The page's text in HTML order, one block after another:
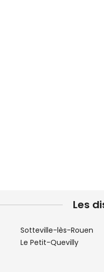
Les
Sotteville-lès-Rouen
Le Petit-Quevilly